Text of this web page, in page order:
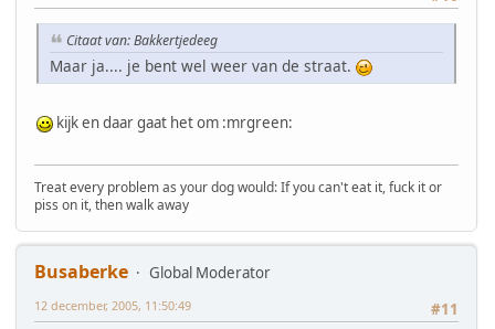
Citaat van: Bakkertjedeeg
Maar ja.... je bent wel weer van de straat.
kijk en daar gaat het om :mrgreen:
Treat every problem as your dog would: If you can't eat it, fuck it or
piss on it, then walk away
Busaberke
Global Moderator
#11
12 december, 2005, 11:50:49